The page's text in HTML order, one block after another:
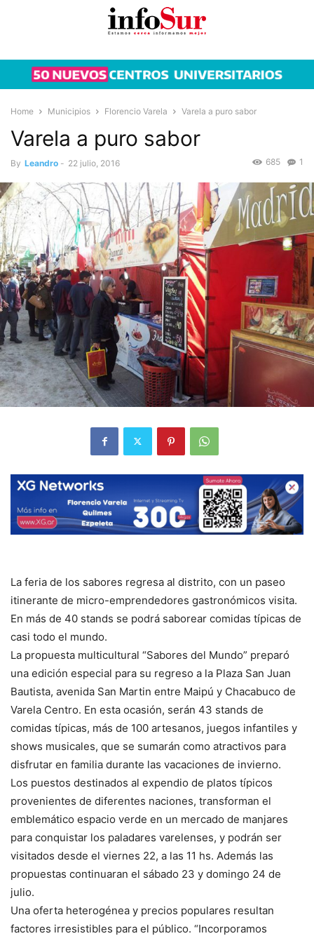
Home Municipios Florencio Varela Varela a puro sabor
Varela a puro sabor
By Leandro - 22 julio, 2016 1
685
La feria de los sabores regresa al distrito, con un paseo
itinerante de micro-emprendedores gastronómicos visita.
En más de 40 stands se podrá saborear comidas típicas de
casi todo el mundo.
La propuesta multicultural “Sabores del Mundo” preparó
una edición especial para su regreso a la Plaza San Juan
Bautista, avenida San Martin entre Maipú y Chacabuco de
Varela Centro. En esta ocasión, serán 43 stands de
comidas típicas, más de 100 artesanos, juegos infantiles y
shows musicales, que se sumarán como atractivos para
disfrutar en familia durante las vacaciones de invierno.
Los puestos destinados al expendio de platos típicos
provenientes de diferentes naciones, transforman el
emblemático espacio verde en un mercado de manjares
para conquistar los paladares varelenses, y podrán ser
visitados desde el viernes 22, a las 11 hs. Además las
propuestas continuaran el sábado 23 y domingo 24 de
julio.
Una oferta heterogénea y precios populares resultan
factores irresistibles para el público. “Incorporamos